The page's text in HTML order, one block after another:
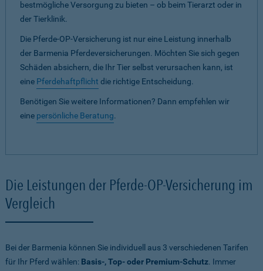
bestmögliche Versorgung zu bieten – ob beim Tierarzt oder in
der Tierklinik.
Die Pferde-OP-Versicherung ist nur eine Leistung innerhalb
der Barmenia Pferdeversicherungen. Möchten Sie sich gegen
Schäden absichern, die Ihr Tier selbst verursachen kann, ist
eine Pferdehaftpflicht die richtige Entscheidung.
Benötigen Sie weitere Informationen? Dann empfehlen wir
eine persönliche Beratung.
Die Leistungen der Pferde-OP-Versicherung im
Vergleich
Bei der Barmenia können Sie individuell aus 3 verschiedenen Tarifen
für Ihr Pferd wählen: Basis-, Top- oder Premium-Schutz. Immer